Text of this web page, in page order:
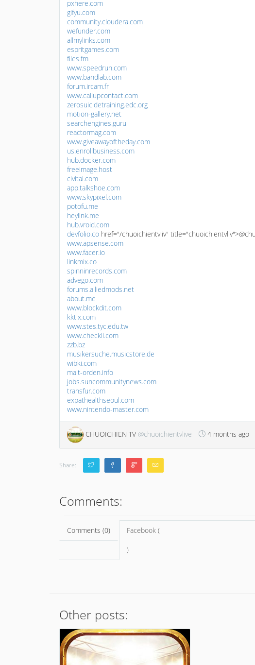
pxhere.com
gifyu.com
community.cloudera.com
wefunder.com
allmylinks.com
espritgames.com
files.fm
www.speedrun.com
www.bandlab.com
forum.ircam.fr
www.callupcontact.com
zerosuicidetraining.edc.org
motion-gallery.net
searchengines.guru
reactormag.com
www.giveawayoftheday.com
us.enrollbusiness.com
hub.docker.com
freeimage.host
civitai.com
app.talkshoe.com
www.skypixel.com
potofu.me
heylink.me
hub.vroid.com
devfolio.co href="/chuoichientvliv"
www.apsense.com
www.facer.io
linkmix.co
spinninrecords.com
advego.com
forums.alliedmods.net
about.me
www.blockdit.com
kktix.com
www.stes.tyc.edu.tw
www.checkli.com
zzb.bz
musikersuche.musicstore.de
wibki.com
malt-orden.info
jobs.suncommunitynews.com
transfur.com
expathealthseoul.com
www.nintendo-master.com
CHUOICHIEN TV @chuoichientvlive 4 months ago
Share:
Comments:
Comments (0) Facebook (
)
Other posts: